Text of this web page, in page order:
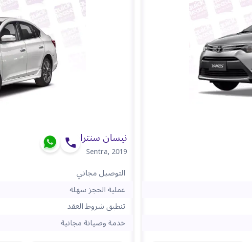
نيسان سنترا
Sentra,2019
التوصيل مجاني
عملية الحجز سهلة
تنطبق شروط العقد
خدمة وصيانة مجانية